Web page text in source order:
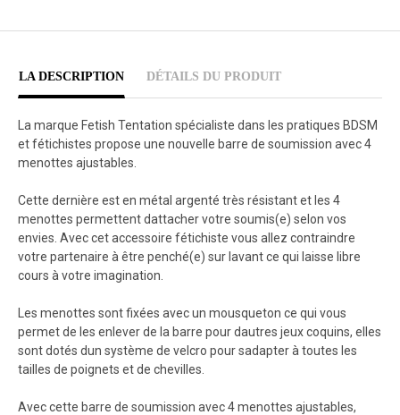
LA DESCRIPTION DÉTAILS DU PRODUIT
La marque Fetish Tentation spécialiste dans les pratiques BDSM
et fétichistes propose une nouvelle barre de soumission avec 4
menottes ajustables.
Cette dernière est en métal argenté très résistant et les 4
menottes permettent dattacher votre soumis(e) selon vos
envies. Avec cet accessoire fétichiste vous allez contraindre
votre partenaire à être penché(e) sur lavant ce qui laisse libre
cours à votre imagination.
Les menottes sont fixées avec un mousqueton ce qui vous
permet de les enlever de la barre pour dautres jeux coquins, elles
sont dotés dun système de velcro pour sadapter à toutes les
tailles de poignets et de chevilles.
Avec cette barre de soumission avec 4 menottes ajustables,